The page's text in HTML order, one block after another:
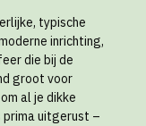
typische
inrichting,
die bij de
groot voor
al je dikke
prima uitgerust –